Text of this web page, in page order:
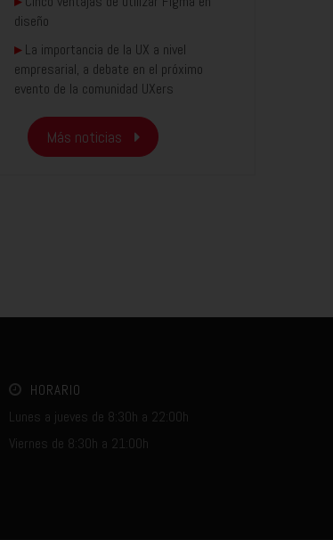
diseño
▸La importancia de la UX a nivel
empresarial, a debate en el próximo
evento de la comunidad UXers
Más noticias
HORARIO
Lunes a jueves de 8:30h a 22:00h
Viernes de 8:30h a 21:00h